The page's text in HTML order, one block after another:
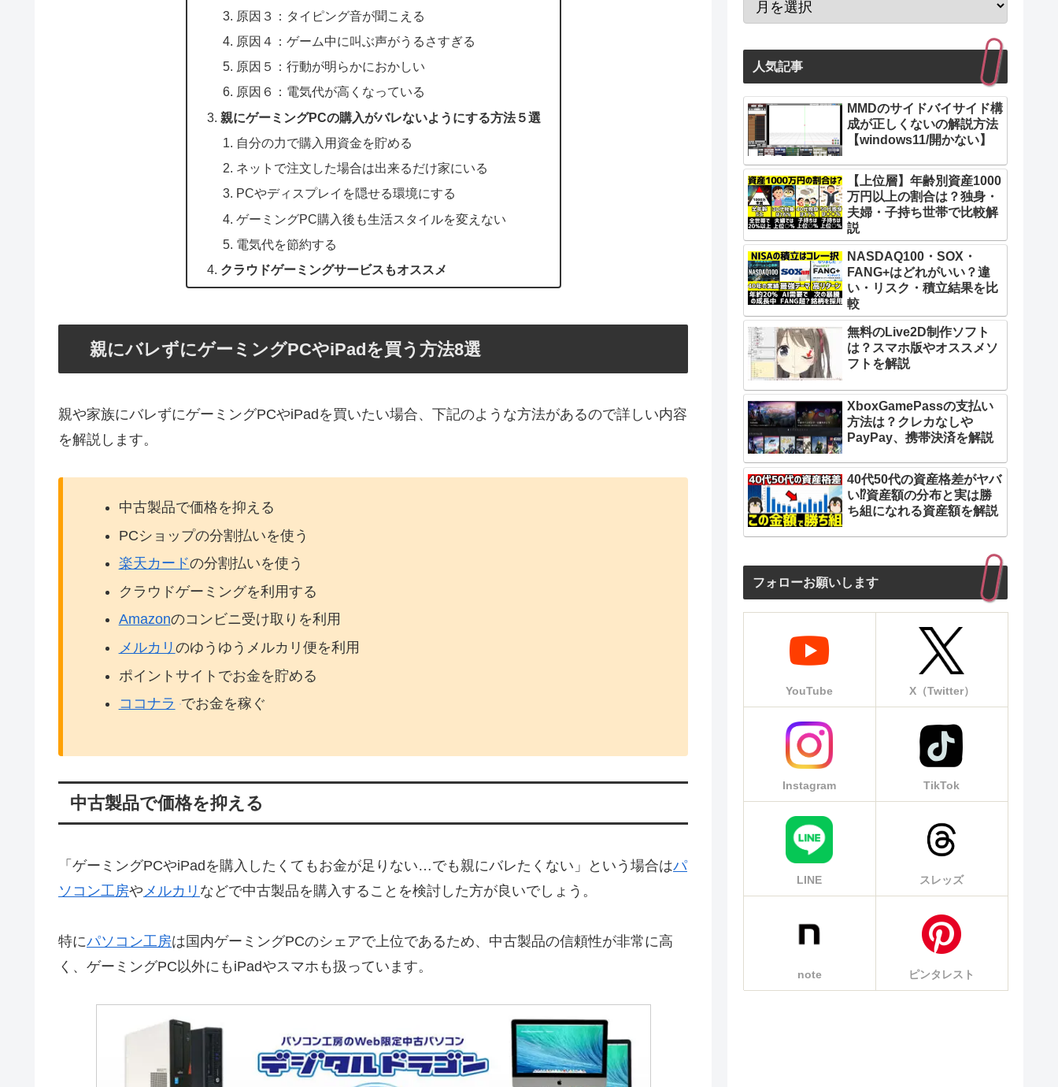
原因３：タイピング音が聞こえる
原因４：ゲーム中に叫ぶ声がうるさすぎる
原因５：行動が明らかにおかしい
原因６：電気代が高くなっている
親にゲーミングPCの購入がバレないようにする方法５選
自分の力で購入用資金を貯める
ネットで注文した場合は出来るだけ家にいる
PCやディスプレイを隠せる環境にする
ゲーミングPC購入後も生活スタイルを変えない
電気代を節約する
クラウドゲーミングサービスもオススメ
親にバレずにゲーミングPCやiPadを買う方法8選
親や家族にバレずにゲーミングPCやiPadを買いたい場合、下記のような方法があるので詳しい内容
を解説します。
中古製品で価格を抑える
PCショップの分割払いを使う
楽天カードの分割払いを使う
クラウドゲーミングを利用する
Amazonのコンビニ受け取りを利用
メルカリ のゆうゆうメルカリ便を利用
ポイントサイトでお金を貯める
ココナラ でお金を稼ぐ
中古製品で価格を抑える
「ゲーミングPCやiPadを購入したくてもお金が足りない…でも親にバレたくない」という場合はパ
ソコン工房や メルカリ などで中古製品を購入することを検討した方が良いでしょう。
特にパソコン工房は国内ゲーミングPCのシェアで上位であるため、中古製品の信頼性が非常に高
く、ゲーミングPC以外にもiPadやスマホも扱っています。
人気記事
MMDのサイドバイサイド構
成が正しくないの解説方法
【windows11/開かない】
【上位層】年齢別資産1000
万円以上の割合は？独身・
夫婦・子持ち世帯で比較解
説
NASDAQ100・SOX・
FANG+はどれがいい？違
い・リスク・積立結果を比
較
無料のLive2D制作ソフト
は？スマホ版やオススメソ
フトを解説
XboxGamePassの支払い
方法は？クレカなしや
PayPay、携帯決済を解説
40代50代の資産格差がヤバ
い⁉︎資産額の分布と実は勝
ち組になれる資産額を解説
フォローお願いします
YouTube X（Twitter）
Instagram TikTok
LINE スレッズ
note ピンタレスト